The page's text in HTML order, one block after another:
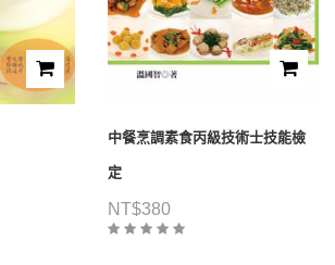
中餐烹調素食丙級技術士技能檢
定
NT$380